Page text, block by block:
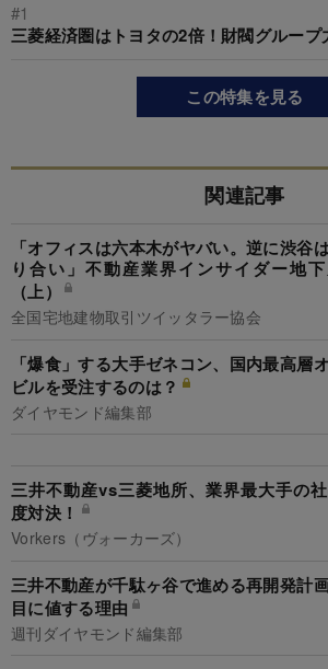
#1
三菱経済圏はトヨタの2倍！財閥グループ
この特集を見る
関連記事
「オフィスは六本木がヤバい。逆に渋谷
り合い」不動産業界インサイダー地
（上）
全国宅地建物取引ツイッタラー協会
「爆食」する大手ゼネコン、国内最高層
ビルを受注するのは？
ダイヤモンド編集部
三井不動産vs三菱地所、業界最大手の
度対決！
Vorkers（ヴォーカーズ）
三井不動産が千駄ヶ谷で進める再開発計
目に値する理由
週刊ダイヤモンド編集部